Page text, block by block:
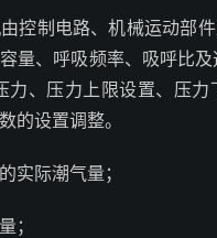
控制电路、机械运动部
量、呼吸频率、吸呼比
、压力上限设置、压
的设置调整。
实际潮气量；
；